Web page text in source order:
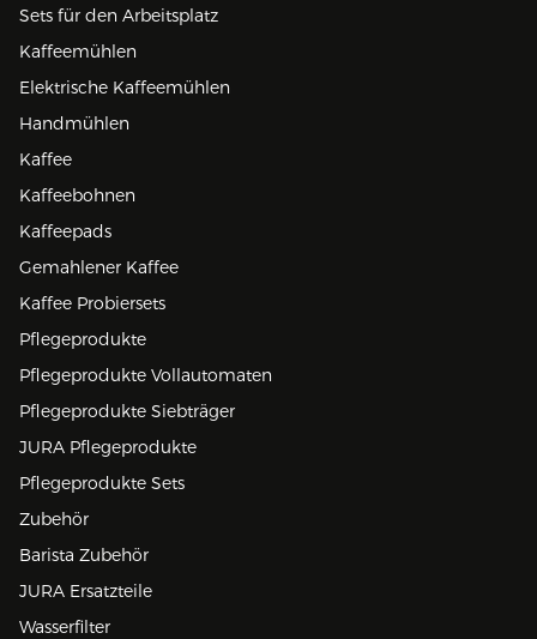
Sets für den Arbeitsplatz
Kaffeemühlen
Elektrische Kaffeemühlen
Handmühlen
Kaffee
Kaffeebohnen
Kaffeepads
Gemahlener Kaffee
Kaffee Probiersets
Pflegeprodukte
Pflegeprodukte Vollautomaten
Pflegeprodukte Siebträger
JURA Pflegeprodukte
Pflegeprodukte Sets
Zubehör
Barista Zubehör
JURA Ersatzteile
Wasserfilter